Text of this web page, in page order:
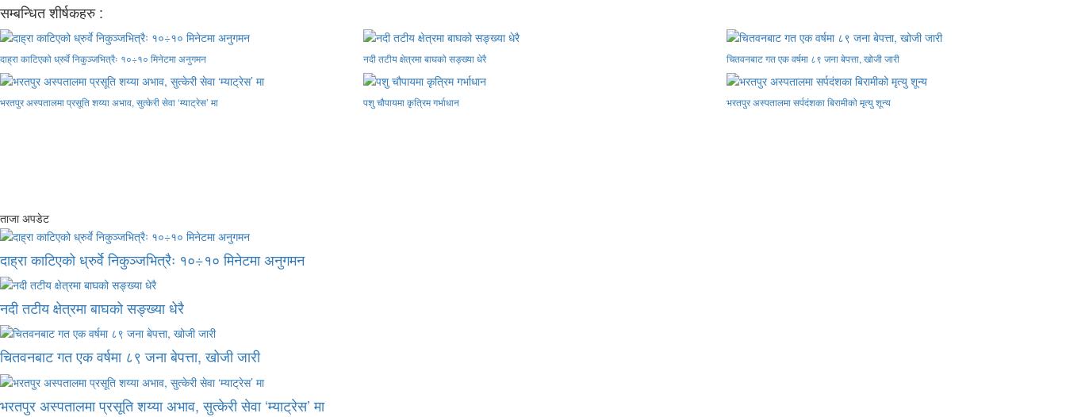
सम्बन्धित शीर्षकहरु :
दाह्रा काटिएको ध्रुर्वे निकुञ्जभित्रैः १०÷१० मिनेटमा अनुगमन नदी तटीय क्षेत्रमा बाघको सङ्ख्या धेरै चितवनबाट गत एक वर्षमा ८९ जना बेपत्ता, खोजी जारी
भरतपुर अस्पतालमा प्रसूति शय्या अभाव, सुत्केरी सेवा ‘म्याट्रेस’ मा पशु चौपायमा कृत्रिम गर्भाधान भरतपुर अस्पतालमा सर्पदंशका बिरामीको मृत्यु शून्य
ताजा अपडेट
दाह्रा काटिएको ध्रुर्वे निकुञ्जभित्रैः १०÷१० मिनेटमा अनुगमन
नदी तटीय क्षेत्रमा बाघको सङ्ख्या धेरै
चितवनबाट गत एक वर्षमा ८९ जना बेपत्ता, खोजी जारी
भरतपुर अस्पतालमा प्रसूति शय्या अभाव, सुत्केरी सेवा ‘म्याट्रेस’ मा